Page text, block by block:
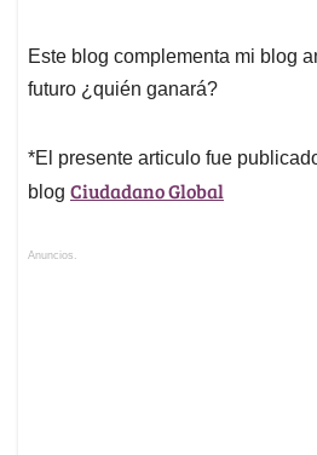
Este blog complementa mi blog
futuro ¿quién ganará?
*El presente articulo fue
blog Ciudadano Global
Anuncios.